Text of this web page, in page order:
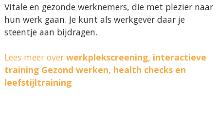
Vitale en gezonde werknemers, die met plezier naar
hun werk gaan. Je kunt als werkgever daar je
steentje aan bijdragen.
Lees meer over werkplekscreening, interactieve
training Gezond werken, health checks en
leefstijltraining